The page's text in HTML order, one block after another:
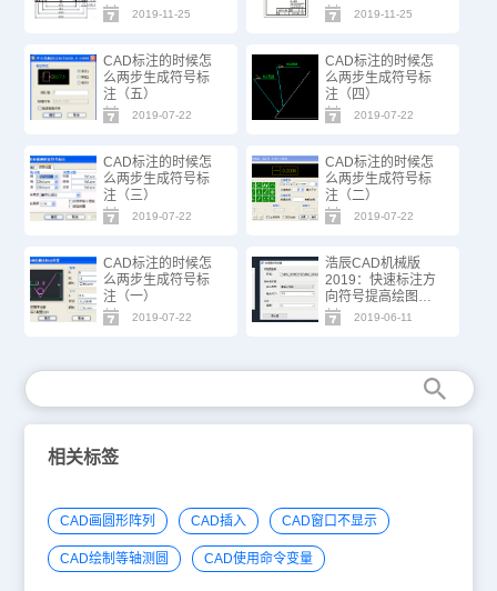
2019-11-25 2019-11-25
CAD标注的时候怎
么两步生成符号标
注（五）
2019-07-22
CAD标注的时候怎
么两步生成符号标
注（四）
2019-07-22
CAD标注的时候怎
么两步生成符号标
注（三）
2019-07-22
CAD标注的时候怎
么两步生成符号标
注（二）
2019-07-22
CAD标注的时候怎
么两步生成符号标
注（一）
2019-07-22
浩辰CAD机械版
2019：快速标注方
向符号提高绘图效
率
2019-06-11
相关标签
CAD画圆形阵列 CAD插入 CAD窗口不显示
CAD绘制等轴测圆 CAD使用命令变量